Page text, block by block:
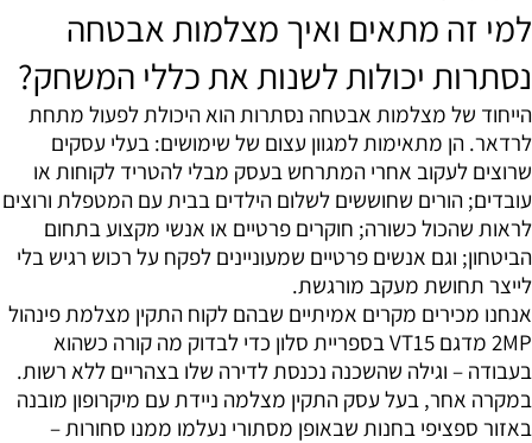
למי זה מתאים ואיך מצלמות אבטחה
נסתרות יכולות לשנות את כללי המשחק?
הייחוד של מצלמות אבטחה נסתרות הוא היכולת לפעול מתחת
לרדאר. הן מתאימות למגוון עצום של שימושים: בעלי עסקים
שרוצים לעקוב אחרי המתרחש בעסק מבלי להטריד לקוחות או
עובדים; הורים שחוששים לשלום הילדים בבית עם המטפלת ורוצים
לראות שהכול כשורה; חוקרים פרטיים או אנשי מקצוע בתחום
הביטחון; וגם אנשים פרטיים שמעוניינים לפקח על רכוש רגיש בלי
לייצר תחושת מעקב מורגשת.
אנחנו מכירים מקרים אמיתיים שבהם לקוח התקין מצלמת פינהול
2MP מדגם VT15 בספריית סלון כדי לבדוק מה קורה כשהוא
בעבודה – וגילה שהשכנה נכנסת לדירה שלו בצהריים ללא רשות.
במקרה אחר, בעל עסק התקין מצלמה ניידת עם מיקרופון מובנה
באזור ספציפי בחנות שבאופן מסתורי נעלמו ממנו סחורות –